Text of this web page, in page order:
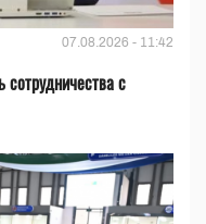
07.08.2026 - 11:42
с